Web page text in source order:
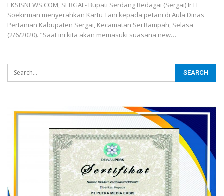
EKSISNEWS.COM, SERGAI - Bupati Serdang Bedagai (Sergai) Ir H
Soekirman menyerahkan Kartu Tani kepada petani di Aula Dinas
Pertanian Kabupaten Sergai, Kecamatan Sei Rampah, Selasa
(2/6/2020). "Saat ini kita akan memasuki suasana new…